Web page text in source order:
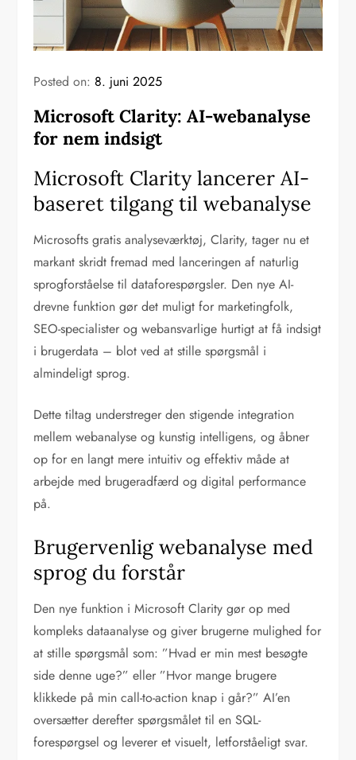
Posted on: 8. juni 2025
Microsoft Clarity: AI-webanalyse
for nem indsigt
Microsoft Clarity lancerer AI-
baseret tilgang til webanalyse
Microsofts gratis analyseværktøj, Clarity, tager nu et
markant skridt fremad med lanceringen af naturlig
sprogforståelse til dataforespørgsler. Den nye AI-
drevne funktion gør det muligt for marketingfolk,
SEO-specialister og webansvarlige hurtigt at få indsigt
i brugerdata – blot ved at stille spørgsmål i
almindeligt sprog.
Dette tiltag understreger den stigende integration
mellem webanalyse og kunstig intelligens, og åbner
op for en langt mere intuitiv og effektiv måde at
arbejde med brugeradfærd og digital performance
på.
Brugervenlig webanalyse med
sprog du forstår
Den nye funktion i Microsoft Clarity gør op med
kompleks dataanalyse og giver brugerne mulighed for
at stille spørgsmål som: ”Hvad er min mest besøgte
side denne uge?” eller ”Hvor mange brugere
klikkede på min call-to-action knap i går?” AI’en
oversætter derefter spørgsmålet til en SQL-
forespørgsel og leverer et visuelt, letforståeligt svar.